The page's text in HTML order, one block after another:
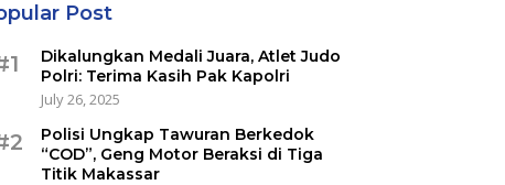
Post
Dikalungkan Medali Juara, Atlet Judo
Polri: Terima Kasih Pak Kapolri
July 26, 2025
Polisi Ungkap Tawuran Berkedok
“COD”, Geng Motor Beraksi di Tiga
Titik Makassar